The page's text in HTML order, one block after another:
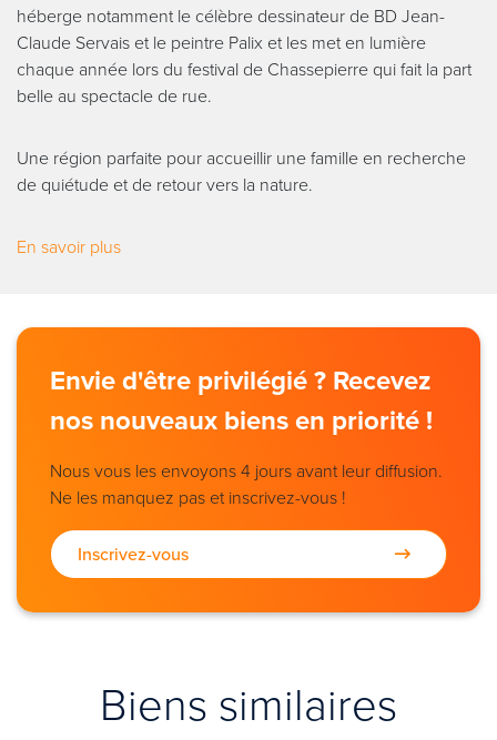
héberge notamment le célèbre dessinateur de BD Jean-
Claude Servais et le peintre Palix et les met en lumière
chaque année lors du festival de Chassepierre qui fait la part
belle au spectacle de rue.
Une région parfaite pour accueillir une famille en recherche
de quiétude et de retour vers la nature.
En savoir plus
Envie d'être privilégié ? Recevez
nos nouveaux biens en priorité !
Nous vous les envoyons 4 jours avant leur diffusion.
Ne les manquez pas et inscrivez-vous !
Inscrivez-vous
Biens similaires